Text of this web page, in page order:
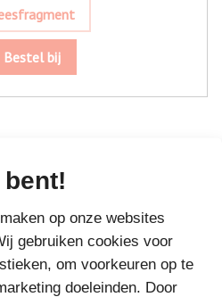
op onze websites
gebruiken cookies voor
om voorkeuren op te
doeleinden. Door
Bestel bij
VAN